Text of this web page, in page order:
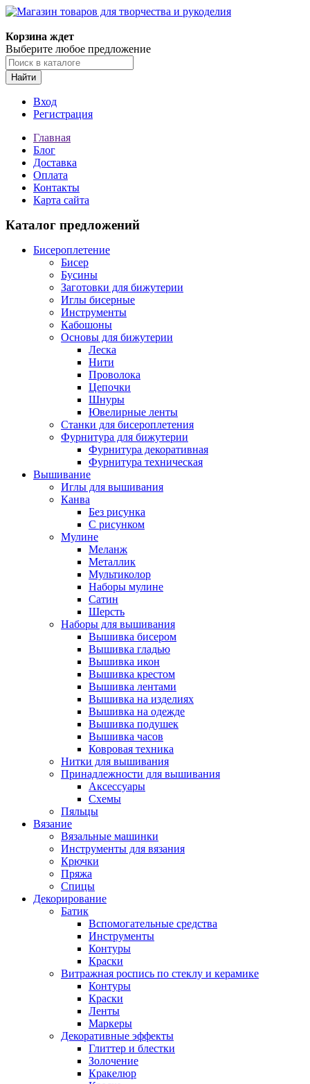
Корзина ждет
Выберите любое предложение
Найти
Вход
Регистрация
Главная
Блог
Доставка
Оплата
Контакты
Карта сайта
Каталог предложений
Бисероплетение
Бисер
Бусины
Заготовки для бижутерии
Иглы бисерные
Инструменты
Кабошоны
Основы для бижутерии
Леска
Нити
Проволока
Цепочки
Шнуры
Ювелирные ленты
Станки для бисероплетения
Фурнитура для бижутерии
Фурнитура декоративная
Фурнитура техническая
Вышивание
Иглы для вышивания
Канва
Без рисунка
С рисунком
Мулине
Меланж
Металлик
Мультиколор
Наборы мулине
Сатин
Шерсть
Наборы для вышивания
Вышивка бисером
Вышивка гладью
Вышивка икон
Вышивка крестом
Вышивка лентами
Вышивка на изделиях
Вышивка на одежде
Вышивка подушек
Вышивка часов
Ковровая техника
Нитки для вышивания
Принадлежности для вышивания
Аксессуары
Схемы
Пяльцы
Вязание
Вязальные машинки
Инструменты для вязания
Крючки
Пряжа
Спицы
Декорирование
Батик
Вспомогательные средства
Инструменты
Контуры
Краски
Витражная роспись по стеклу и керамике
Контуры
Краски
Ленты
Маркеры
Декоративные эффекты
Глиттер и блестки
Золочение
Кракелюр